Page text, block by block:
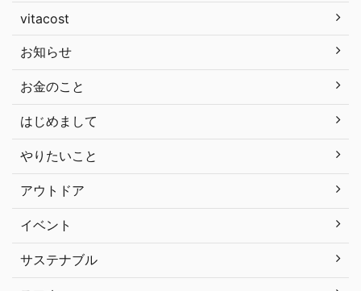
vitacost
お知らせ
お金のこと
はじめまして
やりたいこと
アウトドア
イベント
サステナブル